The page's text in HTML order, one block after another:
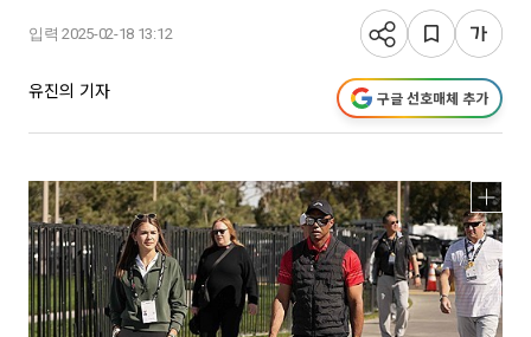
입력 2025-02-18 13:12
유진의 기자 구글 선호매체 추가